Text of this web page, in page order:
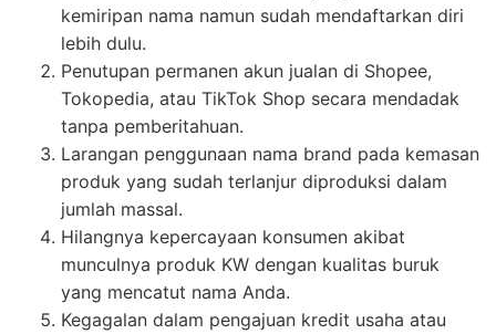
kemiripan nama namun sudah mendaftarkan diri
lebih dulu.
Penutupan permanen akun jualan di Shopee,
Tokopedia, atau TikTok Shop secara mendadak
tanpa pemberitahuan.
Larangan penggunaan nama brand pada kemasan
produk yang sudah terlanjur diproduksi dalam
jumlah massal.
Hilangnya kepercayaan konsumen akibat
munculnya produk KW dengan kualitas buruk
yang mencatut nama Anda.
Kegagalan dalam pengajuan kredit usaha atau